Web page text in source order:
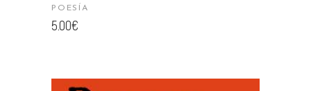
POESÍA
5.00€